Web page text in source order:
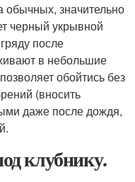
обычных, значительно
черный укрывной
после
в небольшие
обойтись без
(вносить
даже после дождя,
клубнику.